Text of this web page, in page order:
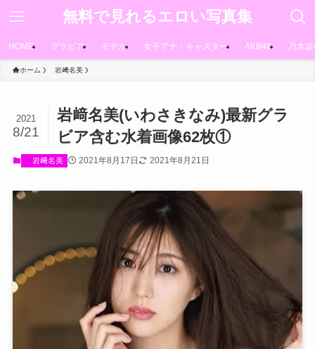
無料で見れるエロい写真集
HOME グラビア モデル 女子アナ・キャスター AKB48 乃木
ホーム 岩﨑名美
岩﨑名美(いわさきなみ)最新グラ
ビア含む水着画像62枚①
2021
8/21
岩﨑名美 2021年8月17日 2021年8月21日